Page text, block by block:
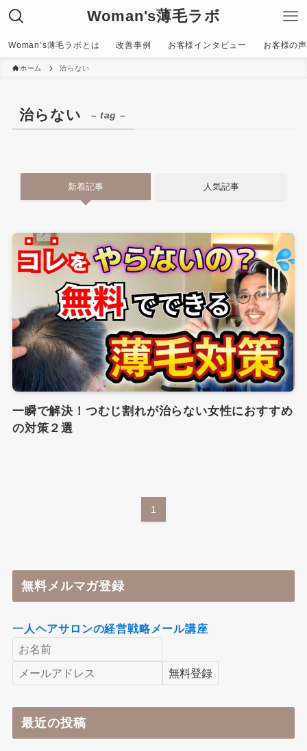
Woman's薄毛ラボ
Woman’s薄毛ラボとは 改善事例 お客様インタビュー お客様の
ホーム 治らない
治らない – tag –
新着記事 人気記事
一瞬で解決！つむじ割れが治らない女性におすすめ
の対策２選
1
無料メルマガ登録
一人ヘアサロンの経営戦略メール講座
最近の投稿